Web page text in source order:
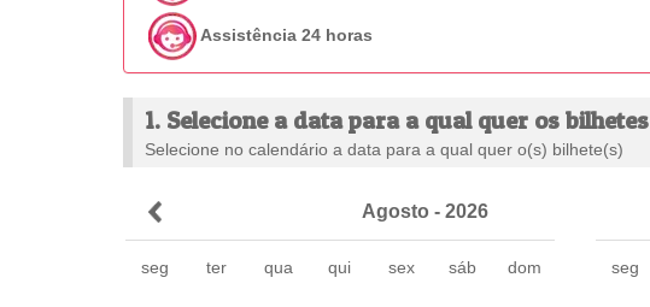
Assistência 24 horas
1. Selecione a data para a qual quer os bilhetes
Selecione no calendário a data para a qual quer o(s) bilhete(s)
Agosto - 2026
seg ter qua qui sex sáb dom seg